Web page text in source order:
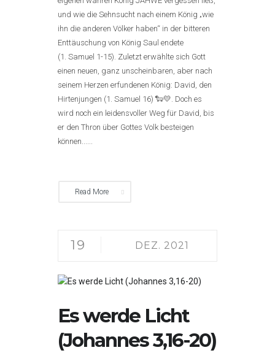
und wie die Sehnsucht nach einem König „wie
ihn die anderen Völker haben“ in der bitteren
Enttäuschung von König Saul endete
(1. Samuel 1-15). Zuletzt erwählte sich Gott
einen neuen, ganz unscheinbaren, aber nach
seinem Herzen erfundenen König: David, den
Hirtenjungen (1. Samuel 16) 🐑💛. Doch es
wird noch ein leidensvoller Weg für David, bis
er den Thron über Gottes Volk besteigen
können......
Read More
19 DEZ. 2021
Es werde Licht
(Johannes 3,16-20)